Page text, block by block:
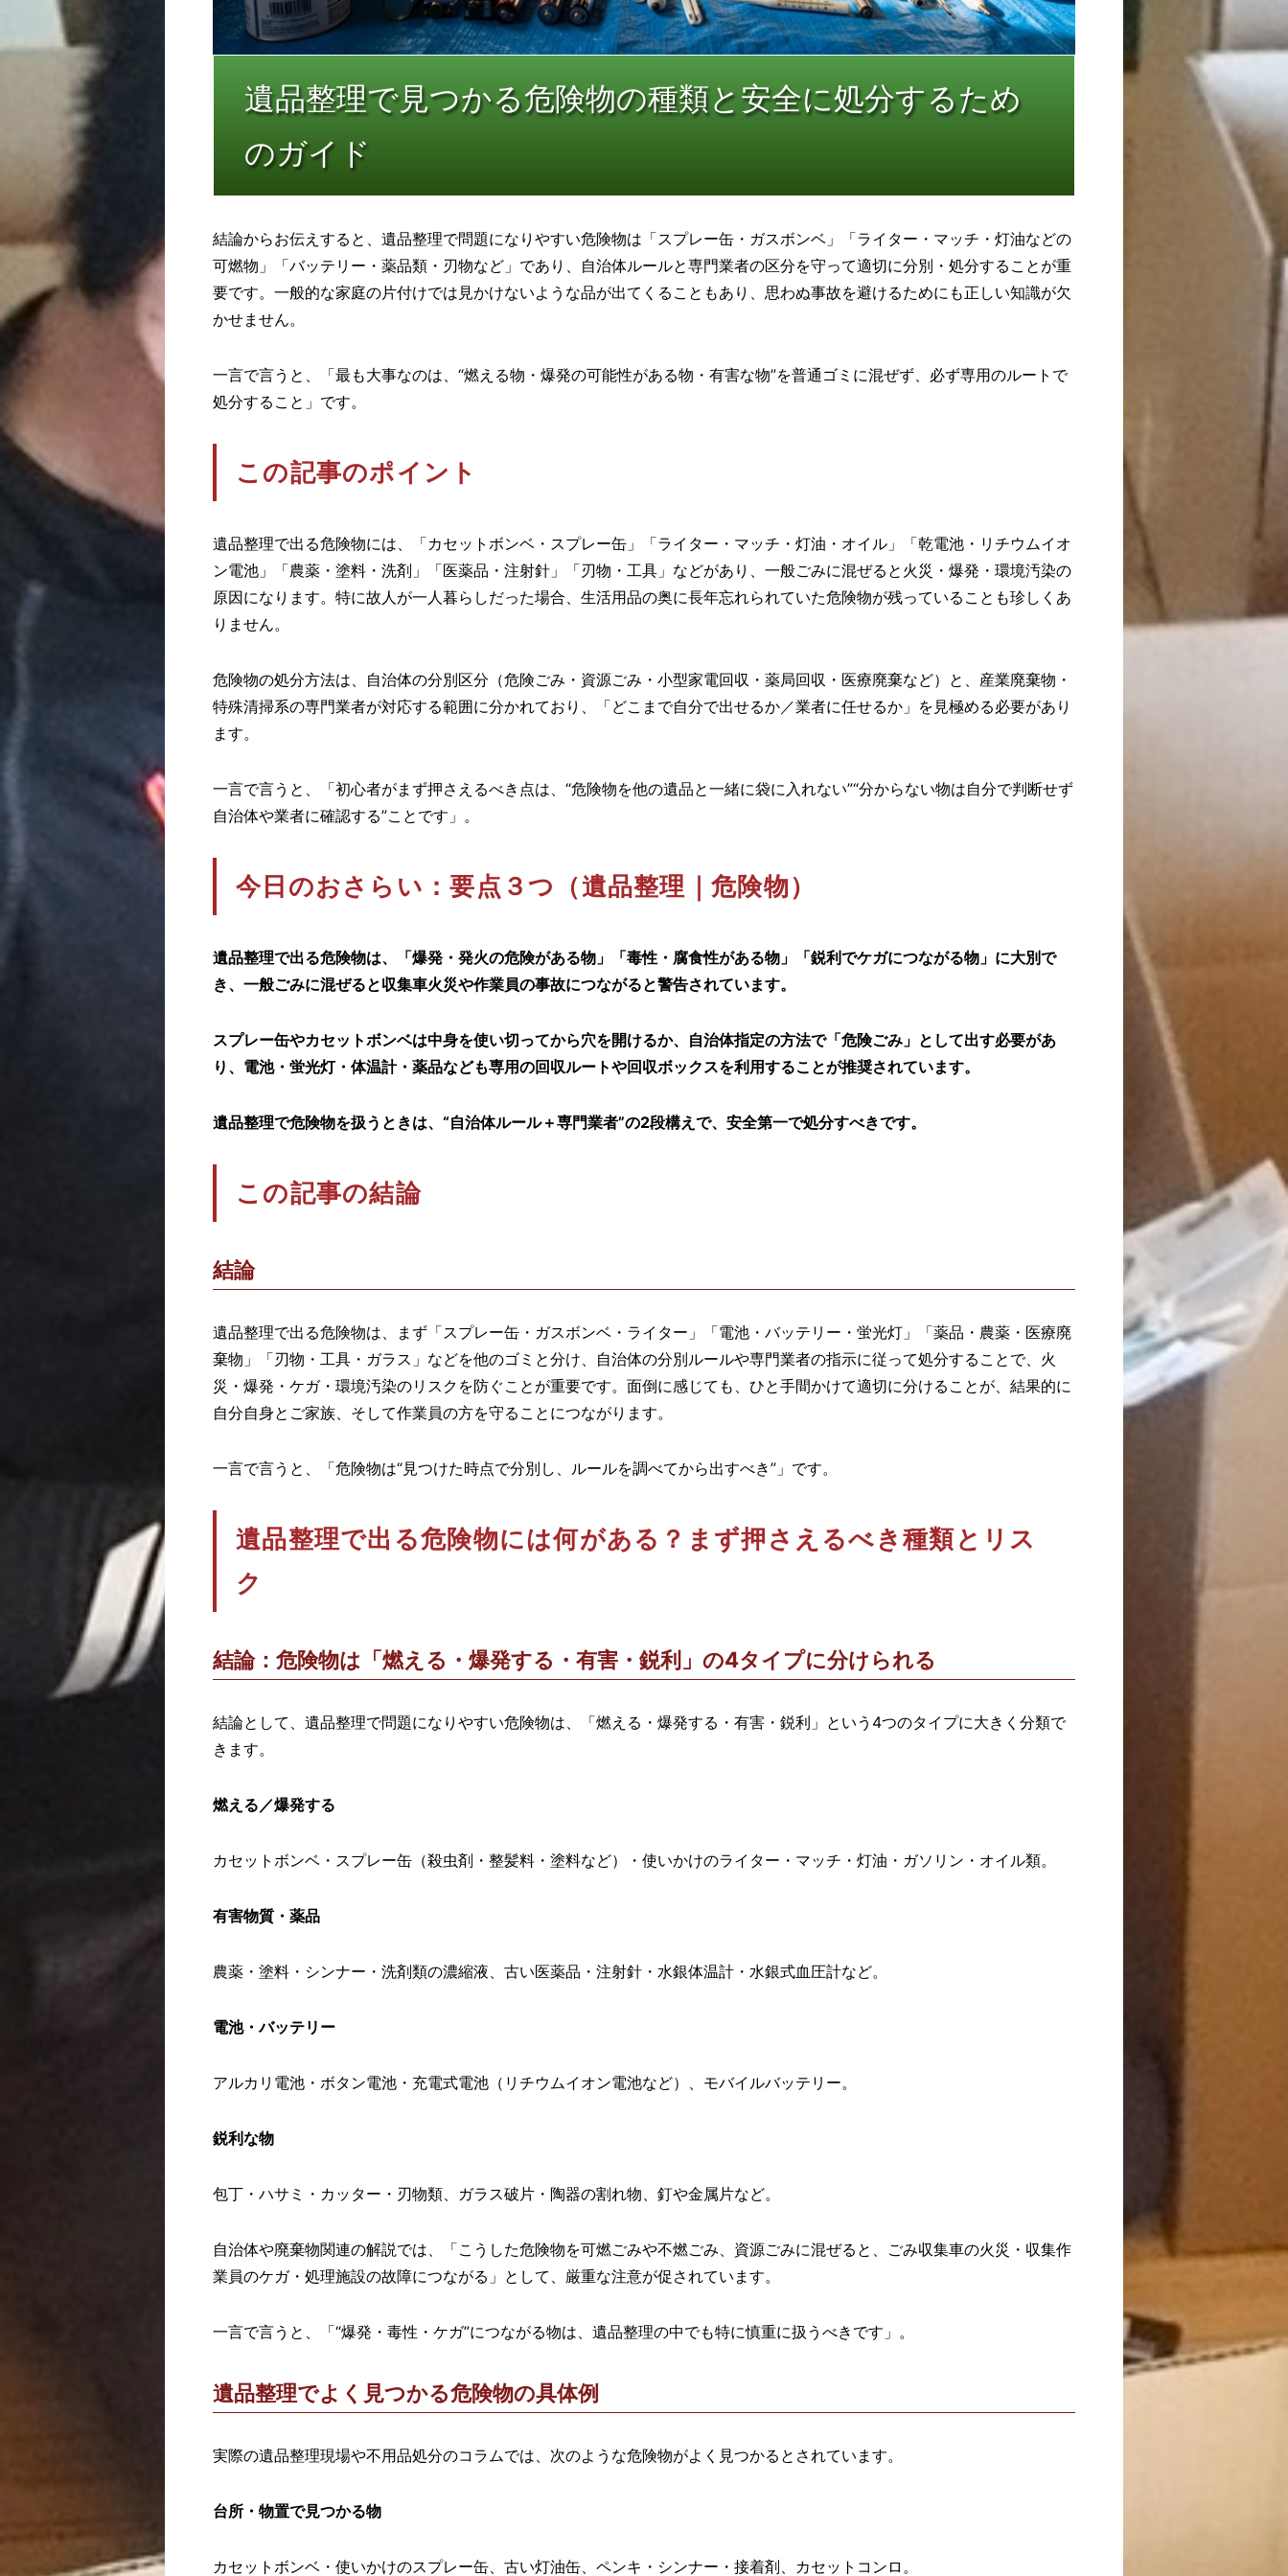
遺品整理で見つかる危険物の種類と安全に処分するため
のガイド
結論からお伝えすると、遺品整理で問題になりやすい危険物は「スプレー缶・ガスボンベ」「ライター・マッチ・灯油などの
可燃物」「バッテリー・薬品類・刃物など」であり、自治体ルールと専門業者の区分を守って適切に分別・処分することが重
要です。一般的な家庭の片付けでは見かけないような品が出てくることもあり、思わぬ事故を避けるためにも正しい知識が欠
かせません。
一言で言うと、「最も大事なのは、“燃える物・爆発の可能性がある物・有害な物”を普通ゴミに混ぜず、必ず専用のルートで
処分すること」です。
この記事のポイント
遺品整理で出る危険物には、「カセットボンベ・スプレー缶」「ライター・マッチ・灯油・オイル」「乾電池・リチウムイオ
ン電池」「農薬・塗料・洗剤」「医薬品・注射針」「刃物・工具」などがあり、一般ごみに混ぜると火災・爆発・環境汚染の
原因になります。特に故人が一人暮らしだった場合、生活用品の奥に長年忘れられていた危険物が残っていることも珍しくあ
りません。
危険物の処分方法は、自治体の分別区分（危険ごみ・資源ごみ・小型家電回収・薬局回収・医療廃棄など）と、産業廃棄物・
特殊清掃系の専門業者が対応する範囲に分かれており、「どこまで自分で出せるか／業者に任せるか」を見極める必要があり
ます。
一言で言うと、「初心者がまず押さえるべき点は、“危険物を他の遺品と一緒に袋に入れない”“分からない物は自分で判断せず
自治体や業者に確認する”ことです」。
今日のおさらい：要点３つ（遺品整理｜危険物）
遺品整理で出る危険物は、「爆発・発火の危険がある物」「毒性・腐食性がある物」「鋭利でケガにつながる物」に大別で
き、一般ごみに混ぜると収集車火災や作業員の事故につながると警告されています。
スプレー缶やカセットボンベは中身を使い切ってから穴を開けるか、自治体指定の方法で「危険ごみ」として出す必要があ
り、電池・蛍光灯・体温計・薬品なども専用の回収ルートや回収ボックスを利用することが推奨されています。
遺品整理で危険物を扱うときは、“自治体ルール＋専門業者”の2段構えで、安全第一で処分すべきです。
この記事の結論
結論
遺品整理で出る危険物は、まず「スプレー缶・ガスボンベ・ライター」「電池・バッテリー・蛍光灯」「薬品・農薬・医療廃
棄物」「刃物・工具・ガラス」などを他のゴミと分け、自治体の分別ルールや専門業者の指示に従って処分することで、火
災・爆発・ケガ・環境汚染のリスクを防ぐことが重要です。面倒に感じても、ひと手間かけて適切に分けることが、結果的に
自分自身とご家族、そして作業員の方を守ることにつながります。
一言で言うと、「危険物は“見つけた時点で分別し、ルールを調べてから出すべき”」です。
遺品整理で出る危険物には何がある？まず押さえるべき種類とリス
ク
結論：危険物は「燃える・爆発する・有害・鋭利」の4タイプに分けられる
結論として、遺品整理で問題になりやすい危険物は、「燃える・爆発する・有害・鋭利」という4つのタイプに大きく分類で
きます。
燃える／爆発する
カセットボンベ・スプレー缶（殺虫剤・整髪料・塗料など）・使いかけのライター・マッチ・灯油・ガソリン・オイル類。
有害物質・薬品
農薬・塗料・シンナー・洗剤類の濃縮液、古い医薬品・注射針・水銀体温計・水銀式血圧計など。
電池・バッテリー
アルカリ電池・ボタン電池・充電式電池（リチウムイオン電池など）、モバイルバッテリー。
鋭利な物
包丁・ハサミ・カッター・刃物類、ガラス破片・陶器の割れ物、釘や金属片など。
自治体や廃棄物関連の解説では、「こうした危険物を可燃ごみや不燃ごみ、資源ごみに混ぜると、ごみ収集車の火災・収集作
業員のケガ・処理施設の故障につながる」として、厳重な注意が促されています。
一言で言うと、「“爆発・毒性・ケガ”につながる物は、遺品整理の中でも特に慎重に扱うべきです」。
遺品整理でよく見つかる危険物の具体例
実際の遺品整理現場や不用品処分のコラムでは、次のような危険物がよく見つかるとされています。
台所・物置で見つかる物
カセットボンベ・使いかけのスプレー缶、古い灯油缶、ペンキ・シンナー・接着剤、カセットコンロ。